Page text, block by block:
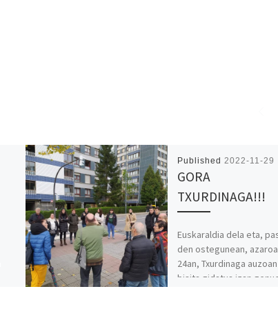
Published 2022-11-29
GORA
TXURDINAGA!!!
Euskaraldia dela eta,
den ostegunean,
24an, Txurdinaga auzoan
bisita gidatua izan